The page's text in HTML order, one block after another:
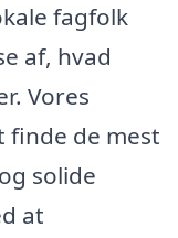
fagfolk
af, hvad
Vores
de mest
solide
at